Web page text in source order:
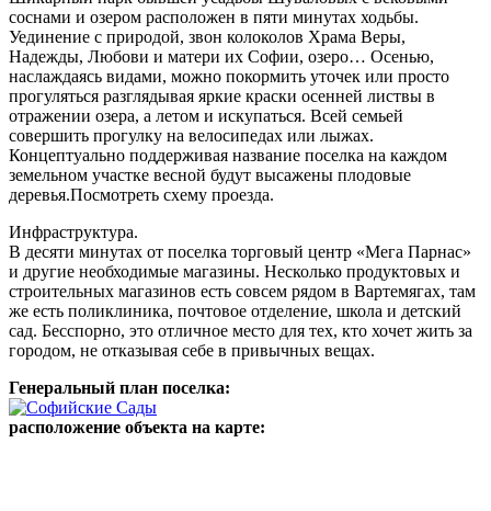
соснами и озером расположен в пяти минутах ходьбы.
Уединение с природой, звон колоколов Храма Веры,
Надежды, Любови и матери их Софии, озеро… Осенью,
наслаждаясь видами, можно покормить уточек или просто
прогуляться разглядывая яркие краски осенней листвы в
отражении озера, а летом и искупаться. Всей семьей
совершить прогулку на велосипедах или лыжах.
Концептуально поддерживая название поселка на каждом
земельном участке весной будут высажены плодовые
деревья.Посмотреть схему проезда.
Инфраструктура.
В десяти минутах от поселка торговый центр «Мега Парнас»
и другие необходимые магазины. Несколько продуктовых и
строительных магазинов есть совсем рядом в Вартемягах, там
же есть поликлиника, почтовое отделение, школа и детский
сад. Бесспорно, это отличное место для тех, кто хочет жить за
городом, не отказывая себе в привычных вещах.
Генеральный план поселка:
расположение объекта на карте: